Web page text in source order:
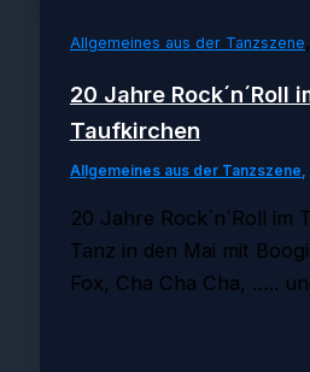
Allgemeines aus der Tanzszene ,
20 Jahre Rock´n´Roll
Taufkirchen
Allgemeines aus der Tanzszene,
20 Jahre Rock´n´Roll im
Tanz in den Mai mit
Fox, Cha Cha Cha, …..